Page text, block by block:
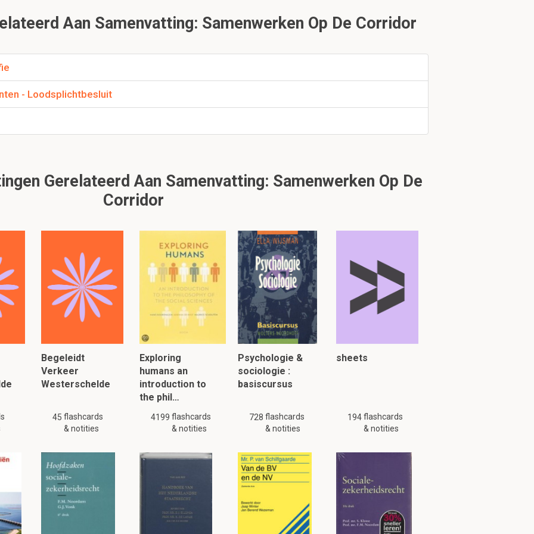
naar de Westpit boeien , NO Akkaertboei en men
in het vaarwater, het Scheur
Route van Loodskruispost Wandelaar naar Vlissingen Rede
is een preview. Er zijn 3 andere flashcards beschikbaar voor hoofdstuk 1.2.2
Laat hier meer flashcards zien
Wandelaar en welk ankergebied ligt er 3 nm NW van?
Ankergebied Westhinder
anderesamenvattingen.
lezen, klik hier:
Aan Samenvatting: Samenwerken Op De Corridor
- Loodsplichtbesluit
Gerelateerd Aan Samenvatting: Samenwerken Op De
Corridor
Begeleidt
Verkeer
Westerschelde
45 flashcards
& notities
Exploring
humans an
introduction to
the phil…
4199 flashcards
& notities
Psychologie &
sociologie :
basiscursus
728 flashcards
& notities
sheets
194flashcards
& notities